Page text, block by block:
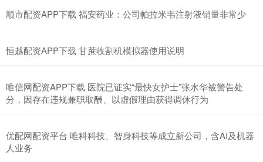
顺市配资APP下载 福安药业：公司帕拉米韦注射液销量非常少
恒越配资APP下载 甘蔗收割机模拟器使用说明
唯信网配资APP下载 医院已证实“最快女护士”张水华被警告处
分，因存在违规兼职取酬、以虚假理由获得调休行为
优配网配资平台 唯科科技、智身科技等成立新公司，含AI及机器
人业务